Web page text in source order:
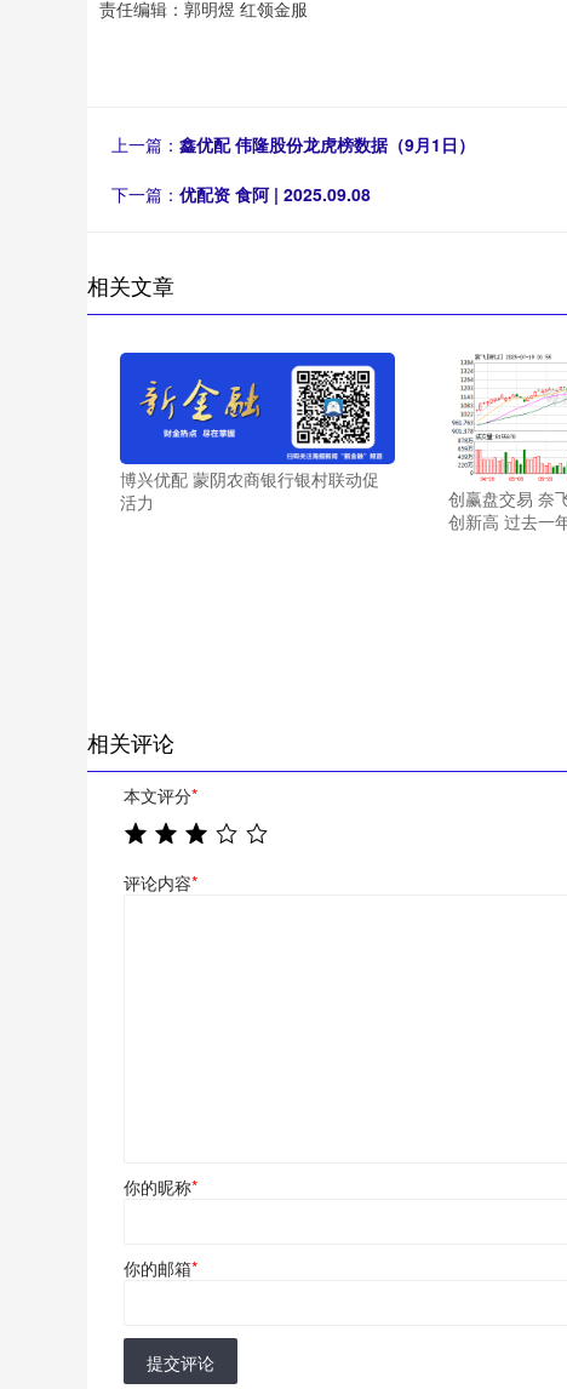
责任编辑：郭明煜 红领金服
上一篇： 鑫优配 伟隆股份龙虎榜数据（9月1日）
下一篇： 优配资 食阿 | 2025.09.08
相关文章
博兴优配 蒙阴农商银行银村联动促
活力
创赢盘交易 奈
创新高 过去一
相关评论
本文评分*
评论内容*
你的昵称*
你的邮箱*
提交评论